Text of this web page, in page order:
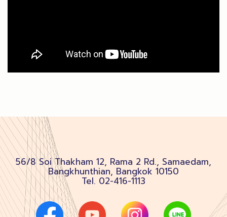
56/8 Soi Thakham 12, Rama 2 Rd., Samaedam,
Bangkhunthian, Bangkok 10150
Tel. 02-416-1113